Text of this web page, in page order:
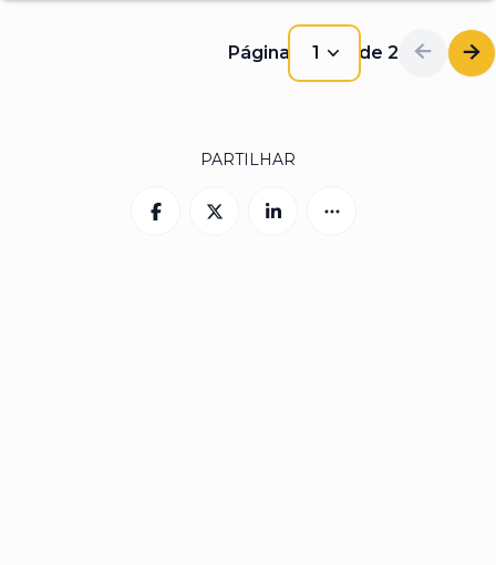
Página 1 de 2
PARTILHAR